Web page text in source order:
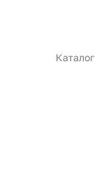
Каталог